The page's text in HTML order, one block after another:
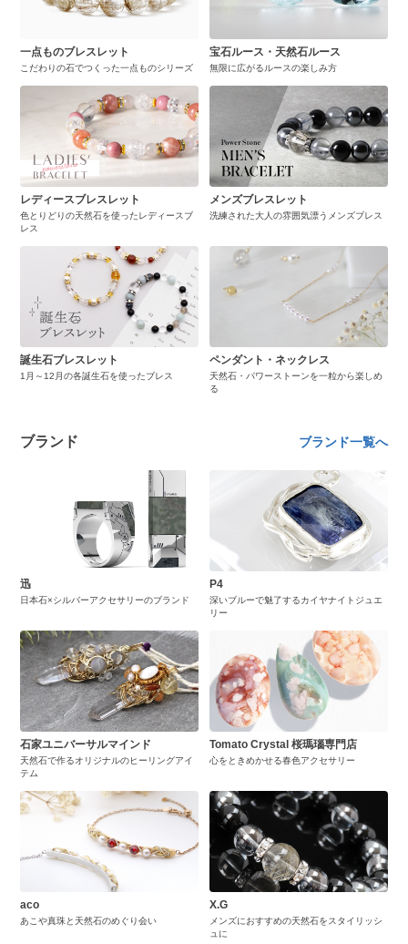
一点ものブレスレット
こだわりの石でつくった一点ものシリーズ
宝石ルース・天然石ルース
無限に広がるルースの楽しみ方
レディースブレスレット
色とりどりの天然石を使ったレディースブ
レス
メンズブレスレット
洗練された大人の雰囲気漂うメンズブレス
誕生石ブレスレット
1月～12月の各誕生石を使ったブレス
ペンダント・ネックレス
天然石・パワーストーンを一粒から楽しめ
る
ブランド ブランド一覧へ
迅
日本石×シルバーアクセサリーのブランド
P4
深いブルーで魅了するカイヤナイトジュエ
リー
石家ユニバーサルマインド
天然石で作るオリジナルのヒーリングアイ
テム
Tomato Crystal 桜瑪瑙専門店
心をときめかせる春色アクセサリー
aco
あこや真珠と天然石のめぐり会い
X.G
メンズにおすすめの天然石をスタイリッシ
ュに